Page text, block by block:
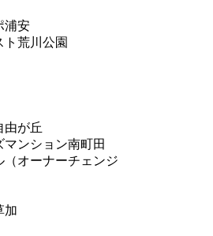
安
川公園
が丘
ション南町田
ナーチェンジ